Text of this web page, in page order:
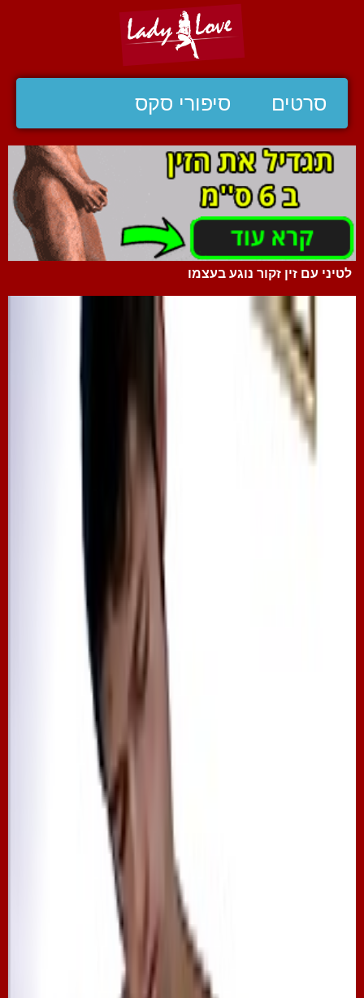
סרטים סיפורי סקס
לטיני עם זין זקור נוגע בעצמו